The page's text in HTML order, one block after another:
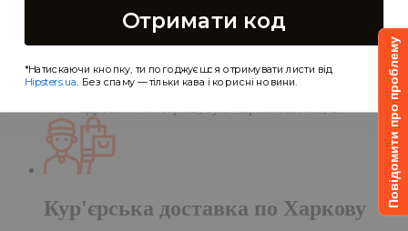
Повідомити про проблему
Самовивіз дає Вам можливість оформити
замовлення на сайті, а забрати його в нашій
кав'ярні. Деталі:
протягом однієї доби після обробки замовлення;
Чекаємо Вас у гості в кав'ярні
за
Кур'єрська доставка по Харкову
Отримати код
*Натискаючи кнопку, ти погоджуєшся отримувати листи від
Hipsters.ua. Без спаму — тільки кава і корисні новини.